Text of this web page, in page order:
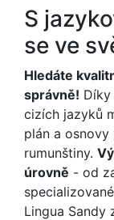
S
se ve
Hledáte
správně!
cizích jazyků
plán a
rumunštiny.
úrovně - od
Lingua Sandy